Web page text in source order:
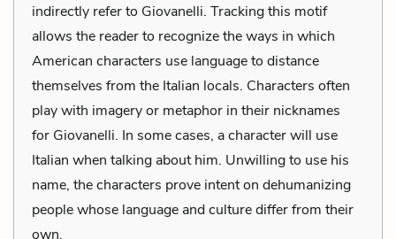
indirectly refer to Giovanelli. Tracking this motif
allows the reader to recognize the ways in which
American characters use language to distance
themselves from the Italian locals. Characters often
play with imagery or metaphor in their nicknames
for Giovanelli. In some cases, a character will use
Italian when talking about him. Unwilling to use his
name, the characters prove intent on dehumanizing
people whose language and culture differ from their
own.